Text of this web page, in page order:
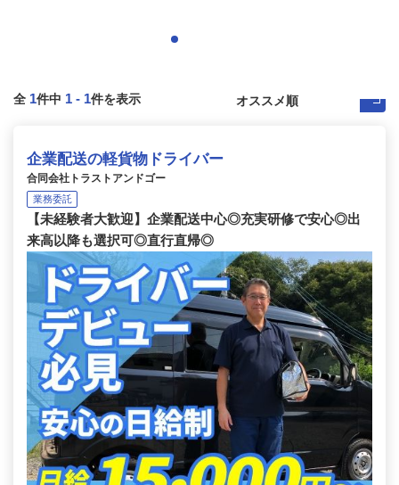
全 1件中 1 - 1件を表示
企業配送の軽貨物ドライバー
合同会社トラストアンドゴー
業務委託
【未経験者大歓迎】企業配送中心◎充実研修で安心◎出
来高以降も選択可◎直行直帰◎